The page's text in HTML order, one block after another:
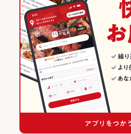
カラオケ
仙台市 × カラオケ・パーティ
仙台市 × カラオケ
仙台駅 × カラオケ・パーティ
仙台駅 × カラオケ
宮城 × 居酒屋
宮城 × 洋・和洋・各国料理・その他
宮城 × カラオケ・パーティ
宮城 × カラオケ
仙台市の居酒屋ランキング
仙台駅（東口周辺）のグルメランキング
仙台駅（東口周辺）の居酒屋ランキング